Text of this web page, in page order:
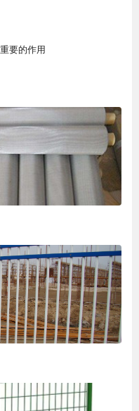
要的作用